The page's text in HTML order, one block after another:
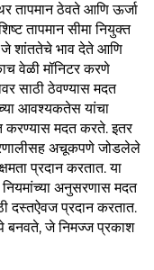
तापमान ठेवते आणि ऊर्जा
तापमान सीमा नियुक्त
जे शांततेचे भाव देते आणि
वेळी मॉनिटर करणे
साठी ठेवण्यास मदत
आवश्यकतेस यांचा
करण्यास मदत करते. इतर
प्रणालीसह अचूकपणे जोडलेले
प्रदान करतात. या
नियमांच्या अनुसरणास मदत
दस्तऐवज प्रदान करतात.
बनवते, जे निमज्ज प्रकाश